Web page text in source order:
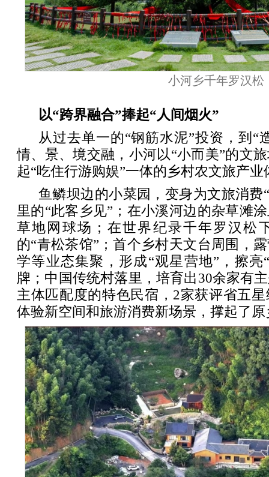
小河乡千年罗汉松
以“跨界融合”捧起“人间烟火”
从过去单一的“钢筋水泥”投资，到“
情、景、境交融，小河以“小而美”的文
起“吃住行游购娱”一体的乡村农文旅产业
鱼鳞坝边的小菜园，变身为文旅消费
里的“此客乡见”；在小溪河边的杂草滩
草地网球场；在世界纪录千年罗汉松
的“青松茶馆”；首个乡村天文台周围，
学等业态集聚，形成“观星营地”，擦亮
牌；中国传统村落里，培育出30余家有
主体匹配度的特色民宿，2家获评省五
体验新空间和旅游消费新场景，撑起了原